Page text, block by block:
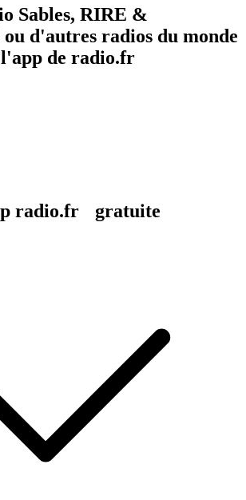
Sables, RIRE &
d'autres radios du monde
de radio.fr
radio.fr gratuite